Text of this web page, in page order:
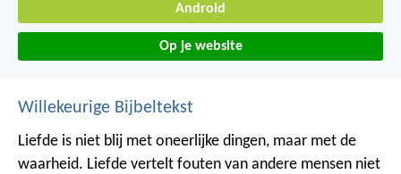
Android
Op je website
Willekeurige Bijbeltekst
Liefde is niet blij met oneerlijke dingen, maar met de
waarheid. Liefde vertelt fouten van andere mensen niet